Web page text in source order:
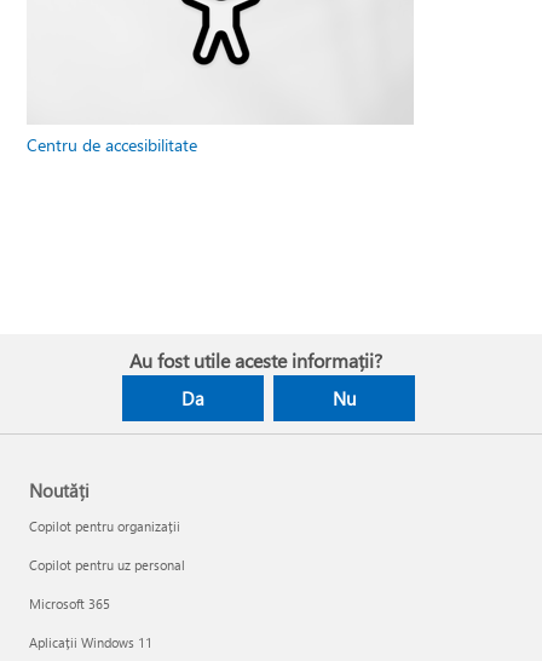
Centru de accesibilitate
Au fost utile aceste informații?
Da Nu
Noutăți
Copilot pentru organizații
Copilot pentru uz personal
Microsoft 365
Aplicații Windows 11